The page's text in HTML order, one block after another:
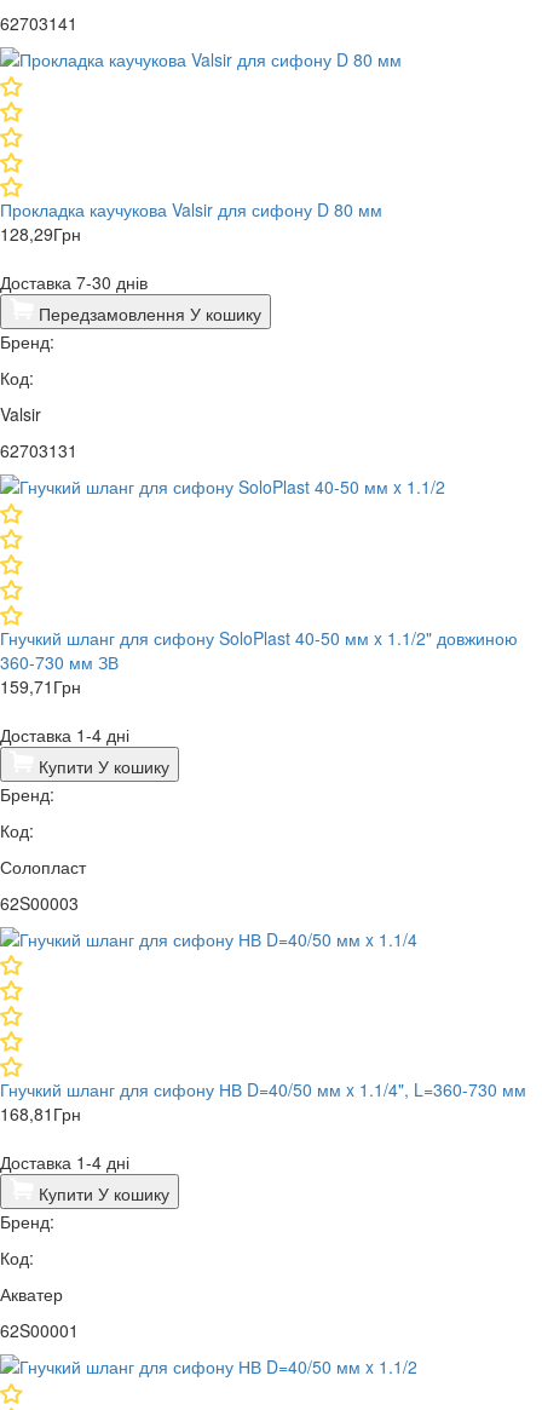
62703141
Прокладка каучукова Valsir для сифону D 80 мм
128,29Грн
Доставка 7-30 днів
Передзамовлення У кошику
Бренд:
Код:
Valsir
62703131
Гнучкий шланг для сифону SoloPlast 40-50 мм x 1.1/2" довжиною
360-730 мм ЗВ
159,71 Грн
Доставка 1-4 дні
Купити У кошику
Бренд:
Код:
Солопласт
62S00003
Гнучкий шланг для сифону НВ D=40/50 мм x 1.1/4", L=360-730 мм
168,81 Грн
Доставка 1-4 дні
Купити У кошику
Бренд:
Код:
Акватер
62S00001